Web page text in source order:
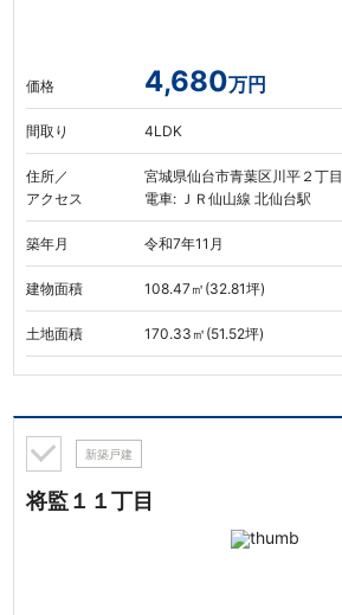
価格 4,680万円
間取り 4LDK
住所／
アクセス
宮城県仙台市青葉区川平２丁目
電車: ＪＲ仙山線 北仙台駅
築年月 令和7年11月
建物面積 108.47㎡(32.81坪)
土地面積 170.33㎡(51.52坪)
新築戸建
将監１１丁目